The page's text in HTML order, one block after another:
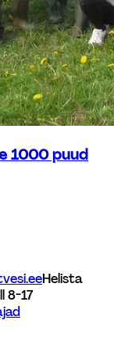
1000 puud
Helista
8-17